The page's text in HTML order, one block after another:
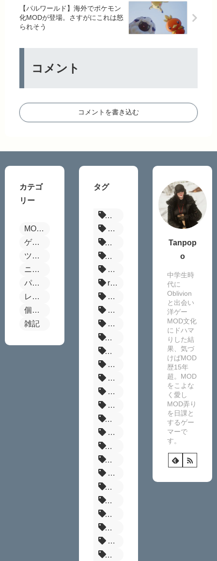
【パルワールド】海外でポケモン
化MODが登場。さすがにこれは怒
られそう
コメント
コメントを書き込む
カテゴ
リー
MOD全般
ゲーム別MODまとめ
ツール
ニュース
パルワールド
レビュー
個別MOD紹介
雑記
タグ
Fallout4
Steamセール
reshade
MOD管理ツール
FF14
MOD
MHW
Enderal
Fallout:London
MHR
NexusMods
グラブルリリンク
RE4
Fallout
Tanpop
o
中学生時
代に
Oblivion
と出会い
洋ゲー
MOD文化
にドハマ
りした結
果、気づ
けばMOD
歴15年
超。MOD
をこよな
く愛し
MOD弄り
を日課と
するゲー
マーで
す。